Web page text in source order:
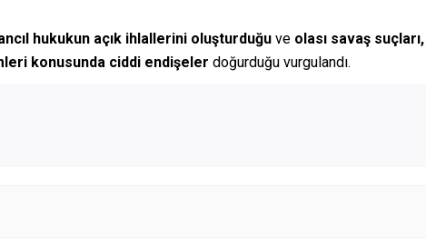
hukukun açık ihlallerini oluşturduğu ve olası savaş suçları,
konusunda ciddi endişeler doğurduğu vurgulandı.